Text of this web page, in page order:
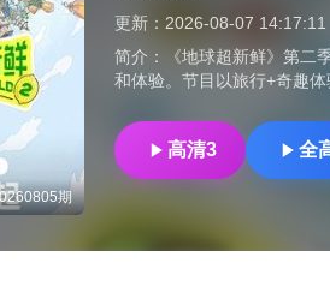
期
更新： 2026-08-07 14:17:11
简介：
《地球超新鲜》第
和体验。节目以旅行+奇趣
高清3 全